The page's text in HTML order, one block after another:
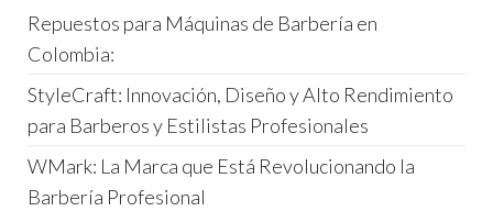
Repuestos para Máquinas de Barbería en
Colombia:
StyleCraft: Innovación, Diseño y Alto Rendimiento
para Barberos y Estilistas Profesionales
WMark: La Marca que Está Revolucionando la
Barbería Profesional